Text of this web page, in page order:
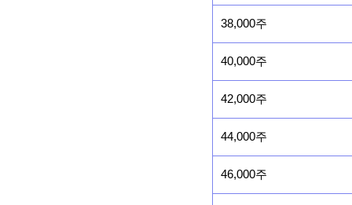
38,000주
40,000주
42,000주
44,000주
46,000주